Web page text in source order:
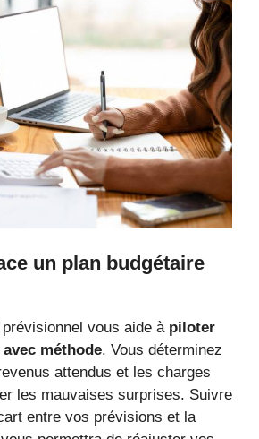
un plan budgétaire
vous aide à piloter
méthode. Vous déterminez
attendus et les charges
les mauvaises surprises. Suivre
entre vos prévisions et la